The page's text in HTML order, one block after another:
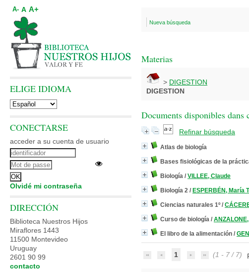
Nueva búsqueda
Materias
> DIGESTION
DIGESTION
Documents disponibles dans
Refinar búsqueda
Atlas de biología
Bases fisiológicas de la
Biología / VILLEE, Claude
Biología 2 / ESPERBÉN, María
Ciencias naturales 1º/
Curso de biología /
El libro de la alimentación /
1 (1 - 7 / 7)
A- A A+
ELIGE IDIOMA
CONECTARSE
acceder a su cuenta de usuario
Olvidé mi contraseña
DIRECCIÓN
Biblioteca Nuestros Hijos
Miraflores 1443
11500 Montevideo
Uruguay
2601 90 99
contacto